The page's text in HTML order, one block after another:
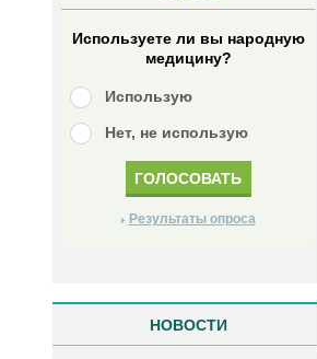
Используете ли вы народную
медицину?
Использую
Нет, не использую
Результаты опроса
НОВОСТИ